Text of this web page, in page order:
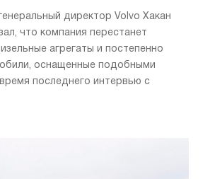
директор Volvo Хакан
что компания перестанет
агрегаты и постепенно
оснащенные подобными
последнего интервью с